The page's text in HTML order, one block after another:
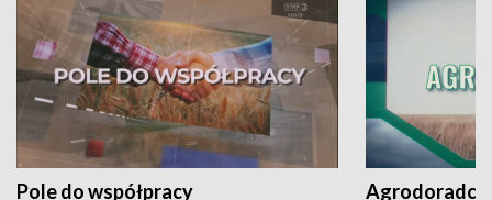
Pole do współpracy Agrodoradcy